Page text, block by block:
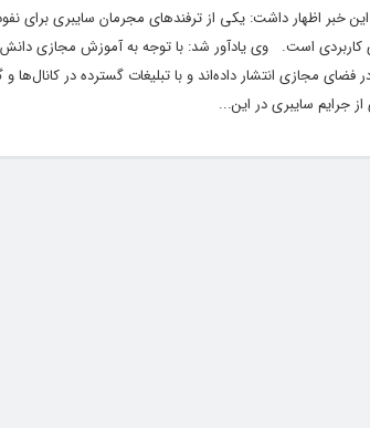
اظهار داشت: یکی از ترفندهای مجرمان سایبری برای
است. وی یادآور شد: با توجه به آموزش مجازی دانش
فضای مجازی انتشار داده‌اند و با تبلیغات گسترده در
جرایم سایبری در این...